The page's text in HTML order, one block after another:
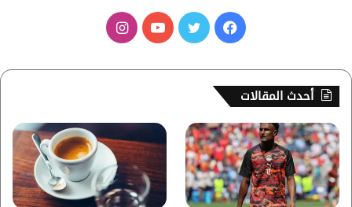
س
ب
و
ك
ر
ي
و
ب
ت
ق
ر
أحدث المقالات